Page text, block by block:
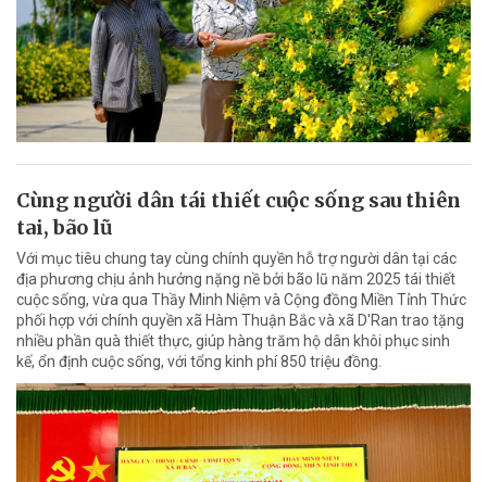
Cùng người dân tái thiết cuộc sống sau thiên
tai, bão lũ
Với mục tiêu chung tay cùng chính quyền hỗ trợ người dân tại các
địa phương chịu ảnh hưởng nặng nề bởi bão lũ năm 2025 tái thiết
cuộc sống, vừa qua Thầy Minh Niệm và Cộng đồng Miền Tỉnh Thức
phối hợp với chính quyền xã Hàm Thuận Bắc và xã D'Ran trao tặng
nhiều phần quà thiết thực, giúp hàng trăm hộ dân khôi phục sinh
kế, ổn định cuộc sống, với tổng kinh phí 850 triệu đồng.